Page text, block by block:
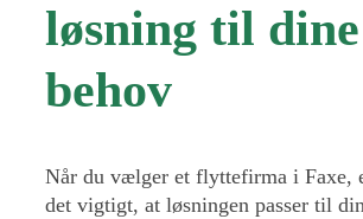
løsning til dine
behov
Når du vælger et flyttefirma i Faxe,
det vigtigt, at løsningen passer til